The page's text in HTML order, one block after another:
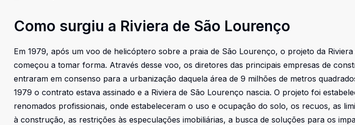
Como surgiu a Riviera de São Lourenço
Em 1979, após um voo de helicóptero sobre a praia de São Lourenço, o projeto da
começou a tomar forma. Através desse voo, os diretores das principais empresas de
entraram em consenso para a urbanização daquela área de 9 milhões de metros
1979 o contrato estava assinado e a Riviera de São Lourenço nascia. O projeto foi
renomados profissionais, onde estabeleceram o uso e ocupação do solo, os recuos, as
à construção, as restrições às especulações imobiliárias, a busca de soluções para os